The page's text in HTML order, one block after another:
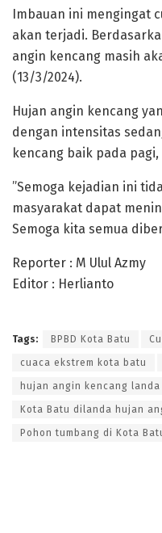
Imbauan ini mengingat
akan terjadi.
angin kencang masih
(13/3/2024).
Hujan angin kencang
dengan intensitas
kencang baik pada
”Semoga kejadian ini
masyarakat dapat
Semoga kita semua
Reporter : M Ulul Azmy
Editor : Herlianto
Tags: BPBD Kota Batu
cuaca ekstrem kota batu
hujan angin kencang
Kota Batu dilanda hujan
Pohon tumbang di Kota